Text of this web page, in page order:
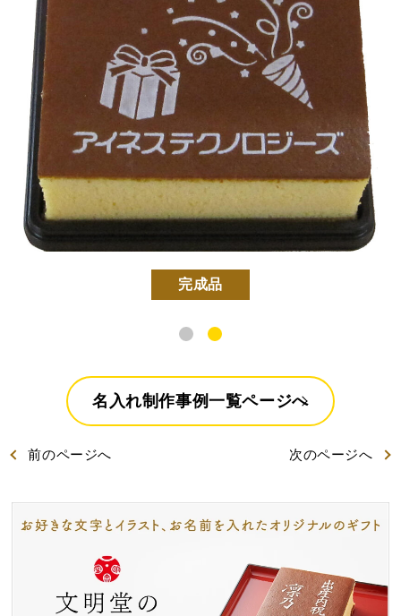
出産内祝カステラ 記念カステラ 長寿のお祝いカステラ
カステラ
特製ハニーカステラ極 ハニーカステラ
静岡茶カステラ
（五三・ハニー・静岡
完成品
前のページへ
名入れ制作事例一覧ページへ
次のページへ